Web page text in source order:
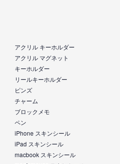
アクリル キーホルダー
アクリル マグネット
キーホルダー
リールキーホルダー
ピンズ
チャーム
ブロックメモ
ペン
iPhone スキンシール
iPad スキンシール
macbook スキンシール